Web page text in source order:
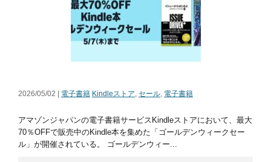
2026/05/02 | 電子書籍 Kindleストア, セール, 電子書籍
アマゾンジャパンの電子書籍サービスKindleストアにおいて、最大
70％OFFで販売中のKindle本を集めた「ゴールデンウィークセー
ル」が開催されている。 ゴールデンウィー...